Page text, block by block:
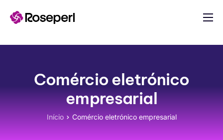
conteúdo
Indústrias
Comércio eletrónico
empresarial
Início Comércio eletrónico empresarial